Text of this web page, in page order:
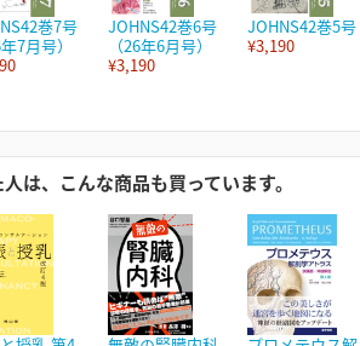
巻7号
年7月号）
JOHNS42巻6号
（26年6月号）
¥3,190
JOHNS42巻5号
¥3,190
は、こんな商品も買っています。